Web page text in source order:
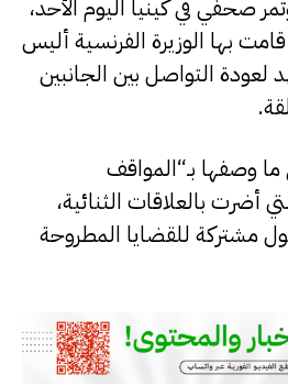
صحفي في كينيا اليوم الأحد،
قامت بها الوزيرة الفرنسية أليس
لعودة التواصل بين الجانبين
ما وصفها بـ“المواقف
أضرت بالعلاقات الثنائية،
مشتركة للقضايا المطروحة